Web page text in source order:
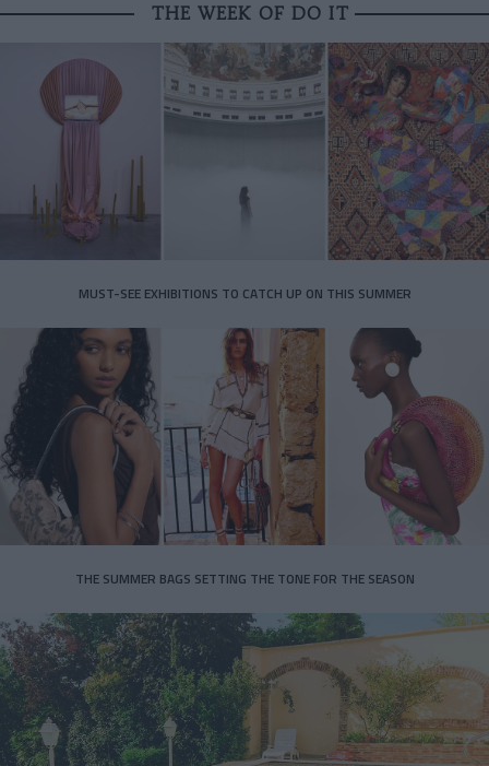
THE WEEK OF DO IT
MUST-SEE EXHIBITIONS TO CATCH UP ON THIS SUMMER
THE SUMMER BAGS SETTING THE TONE FOR THE SEASON